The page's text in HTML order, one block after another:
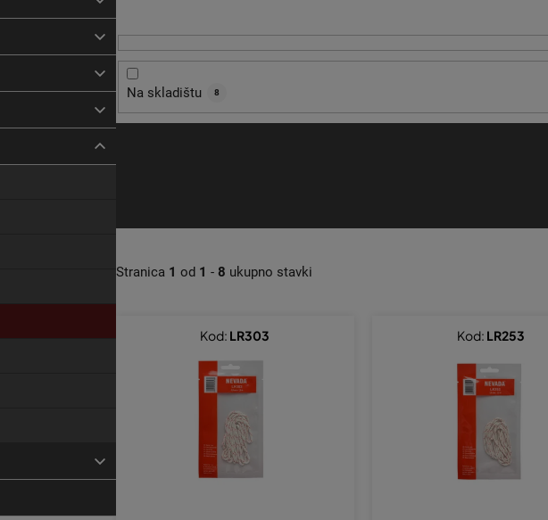
Stranica 1 od 1 - 8 ukupno stavki
Na skladištu 8
s
p
o
i
d
Kod: LR303 Kod: LR253